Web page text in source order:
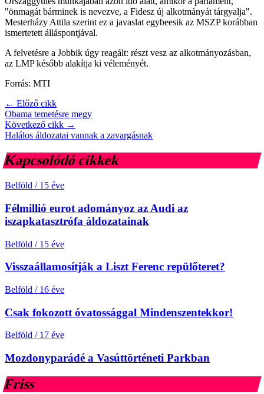
"önmagát bárminek is nevezve, a Fidesz új alkotmányát tárgyalja".
Mesterházy Attila szerint ez a javaslat egybeesik az MSZP korábban
ismertetett álláspontjával.
A felvetésre a Jobbik úgy reagált: részt vesz az alkotmányozásban,
az LMP később alakítja ki véleményét.
Forrás: MTI
← Előző cikk
Obama temetésre megy
Következő cikk →
Halálos áldozatai vannak a zavargásnak
Kapcsolódó cikkek
Belföld / 15 éve
Félmillió eurot adományoz az Audi az
iszapkatasztrófa áldozatainak
Belföld / 15 éve
Visszaállamosítják a Liszt Ferenc repülőteret?
Belföld / 16 éve
Csak fokozott óvatossággal Mindenszentekkor!
Belföld / 17 éve
Mozdonyparádé a Vasúttörténeti Parkban
Friss